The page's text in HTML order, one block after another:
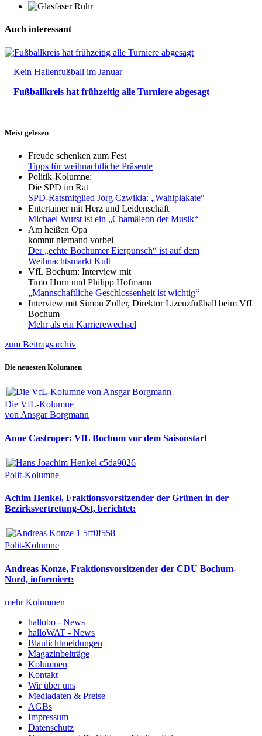
Auch interessant
Kein Hallenfußball im Januar
Fußballkreis hat frühzeitig alle Turniere abgesagt
Meist gelesen
Freude schenken zum Fest
Tipps für weihnachtliche Präsente
Politik-Kolumne:
Die SPD im Rat
SPD-Ratsmitglied Jörg Czwikla: „Wahlplakate“
Entertainer mit Herz und Leidenschaft
Michael Wurst ist ein „Chamäleon der Musik“
Am heißen Opa
kommt niemand vorbei
Der „echte Bochumer Eierpunsch“ ist auf dem
Weihnachtsmarkt Kult
VfL Bochum: Interview mit
Timo Horn und Philipp Hofmann
„Mannschaftliche Geschlossenheit ist wichtig“
Interview mit Simon Zoller, Direktor Lizenzfußball beim VfL
Bochum
Mehr als ein Karrierewechsel
zum Beitragsarchiv
Die neuesten Kolumnen
Die VfL-Kolumne
von Ansgar Borgmann
Anne Castroper: VfL Bochum vor dem Saisonstart
Polit-Kolumne
Achim Henkel, Fraktionsvorsitzender der Grünen in der
Bezirksvertretung-Ost, berichtet:
Polit-Kolumne
Andreas Konze, Fraktionsvorsitzender der CDU Bochum-
Nord, informiert:
mehr Kolumnen
hallobo - News
halloWAT - News
Blaulichtmeldungen
Magazinbeiträge
Kolumnen
Kontakt
Wir über uns
Mediadaten & Preise
AGBs
Impressum
Datenschutz